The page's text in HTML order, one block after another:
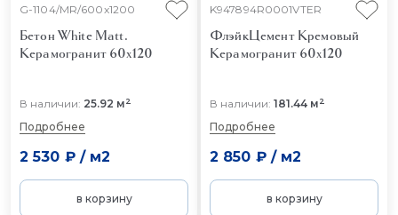
G-1104/MR/600x1200
Бетон White Matt.
Керамогранит 60x120
В наличии: 25.92 м2
Подробнее
2 530 ₽/ м2
в корзину
K947894R0001VTER
ФлэйкЦемент Кремовый
Керамогранит 60x120
В наличии: 181.44 м2
Подробнее
2 850 ₽/ м2
в корзину